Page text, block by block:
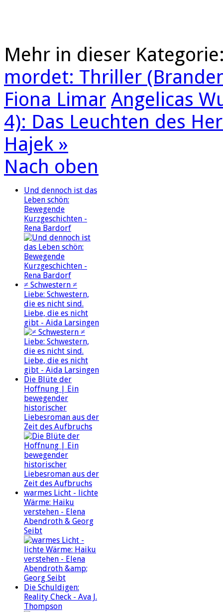
Mehr in dieser
mordet: Thriller
Fiona Limar Angelicas
4): Das Leuchten des
Hajek »
Nach oben
Und dennoch ist das
Leben schön:
Bewegende
Kurzgeschichten -
Rena Bardorf
≠ Schwestern ≠
Liebe: Schwestern,
die es nicht sind.
Liebe, die es nicht
gibt - Aida Larsingen
Die Blüte der
Hoffnung | Ein
bewegender
historischer
Liebesroman aus der
Zeit des Aufbruchs
warmes Licht - lichte
Wärme: Haiku
verstehen - Elena
Abendroth & Georg
Seibt
Die Schuldigen:
Reality Check - Ava J.
Thompson